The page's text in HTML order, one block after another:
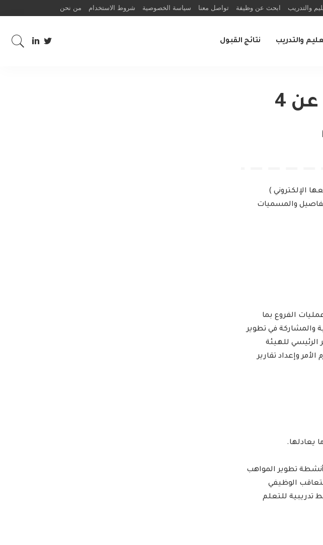
والتدريب ابحث عن وظيفة تواصل معنا سياسة الخصوصية شروط الاستخدام من نحن
والتدريب نتائج القبول
الهيئة العامة لعقارات الدولة تعلن عن 4
الإلكتروني )
والمسميات
الفروع بما
والمشاركة في تطوير
الرئيسي للهيئة
وإعداد تقارير
يعادلها.
تطوير المواهب
الوظيفي
تدريبية للتعلم